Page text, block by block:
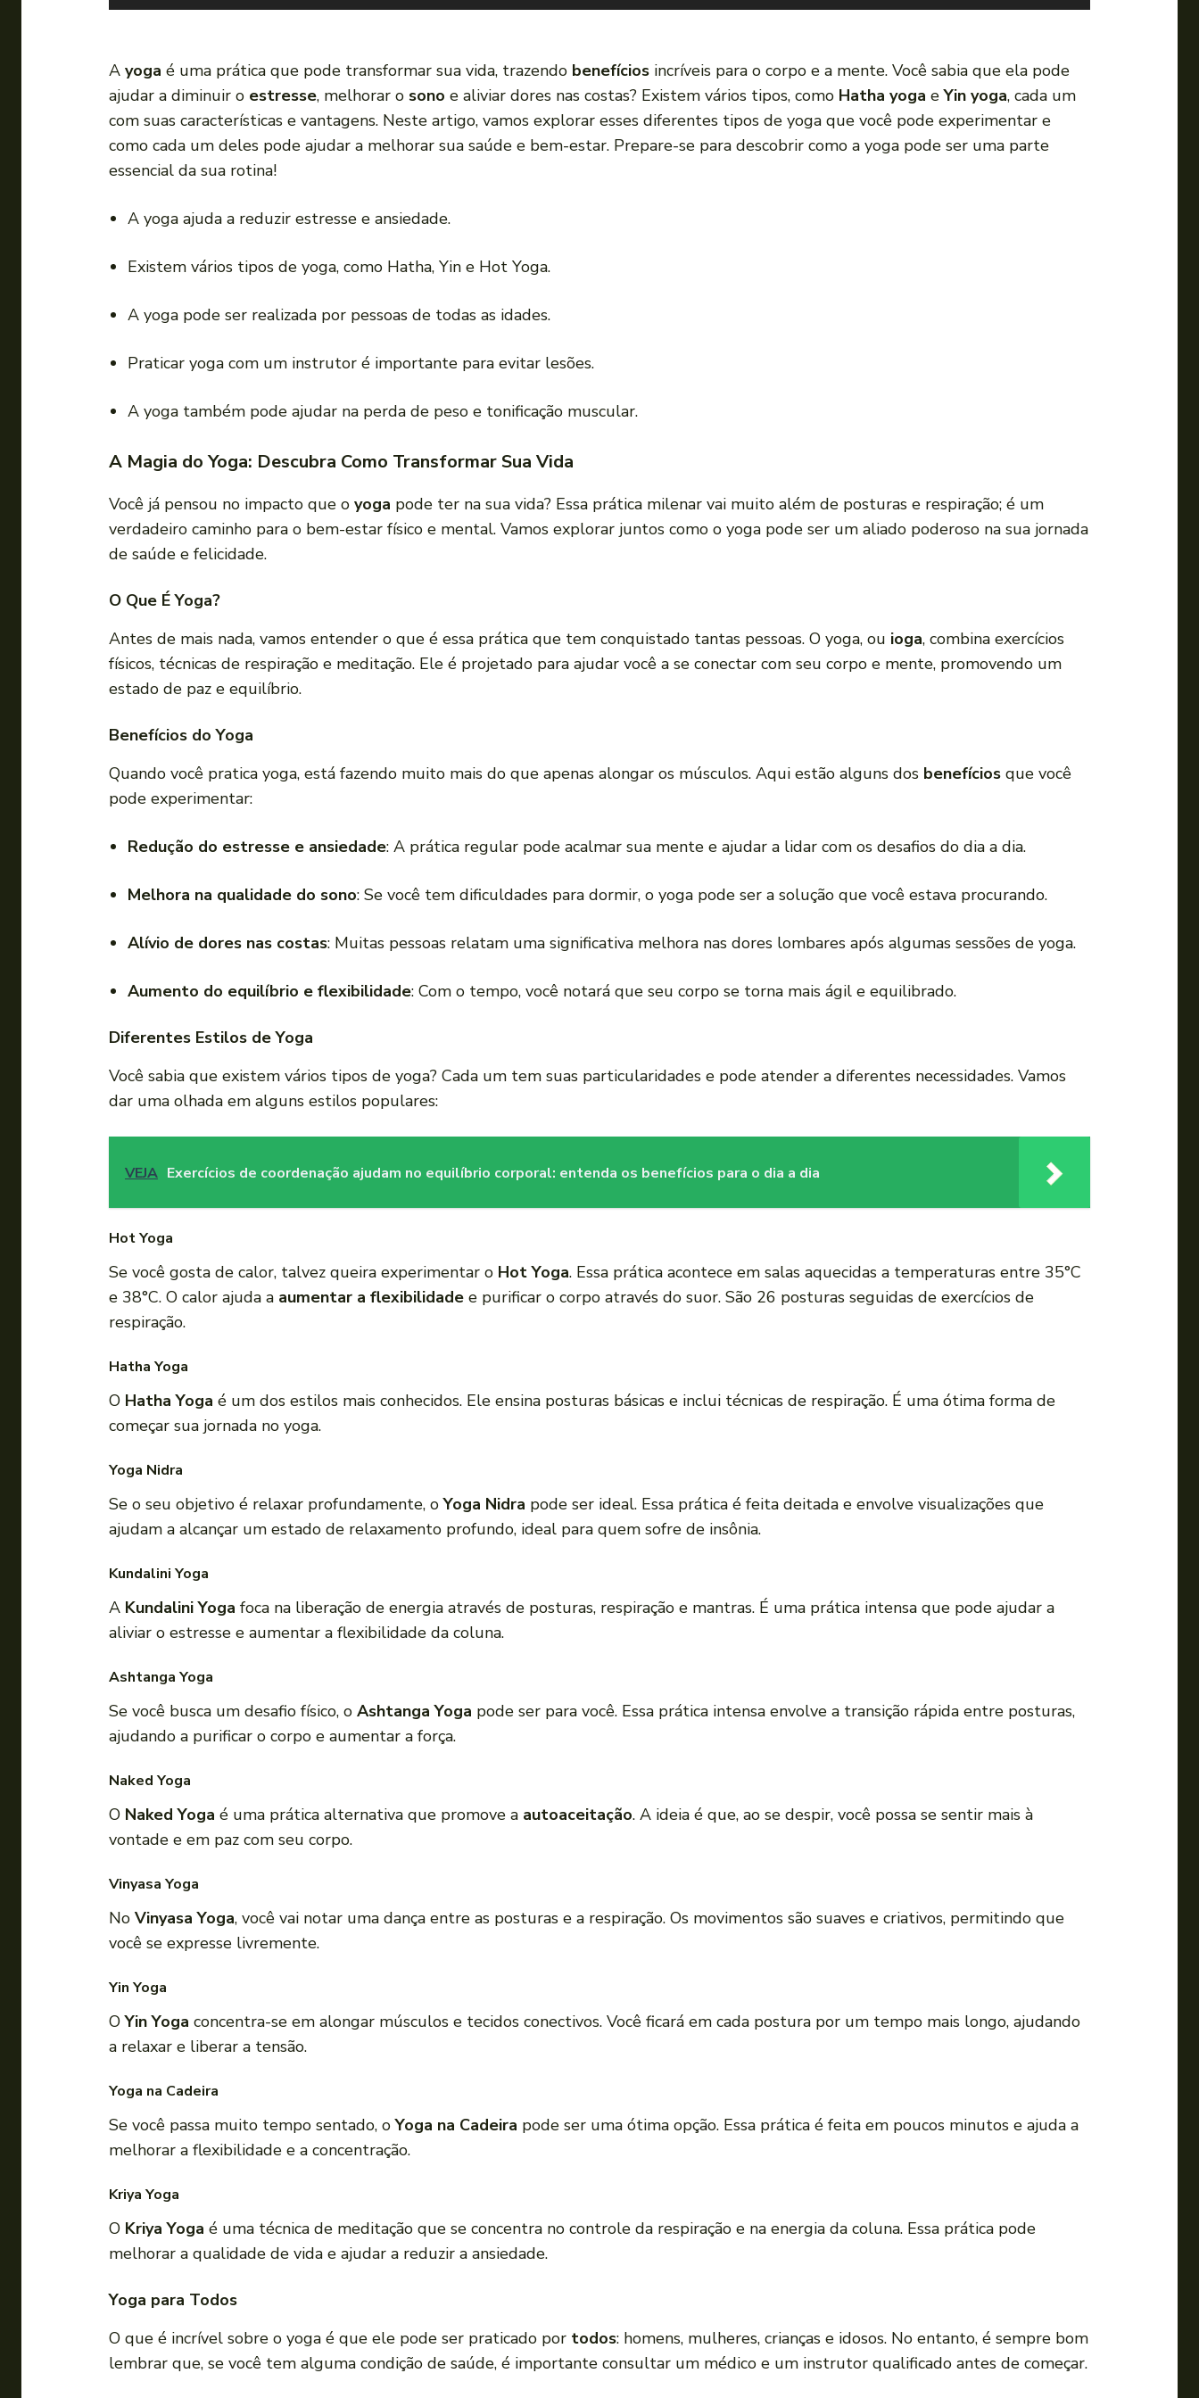
o
a
o
á
d
o
s
s
e
a
r
i
x
e
i
i
i
e
A yoga é uma prática que pode transformar sua vida, trazendo benefícios incríveis para o corpo e a mente. Você sabia que ela pode
ajudar a diminuir o estresse, melhorar o sono e aliviar dores nas costas? Existem vários tipos, como Hatha yoga eYin yoga, cada um
com suas características e vantagens. Neste artigo, vamos explorar esses diferentes tipos de yoga que você pode experimentar e
como cada um deles pode ajudar a melhorar sua saúde e bem-estar. Prepare-se para descobrir como a yoga pode ser uma parte
essencial da sua rotina!
A yoga ajuda a reduzir estresse e ansiedade.
Existem vários tipos de yoga, como Hatha, Yin e Hot Yoga.
A yoga pode ser realizada por pessoas de todas as idades.
Praticar yoga com um instrutor é importante para evitar lesões.
A yoga também pode ajudar na perda de peso e tonificação muscular.
A Magia do Yoga: Descubra Como Transformar Sua Vida
Você já pensou no impacto que o yoga pode ter na sua vida? Essa prática milenar vai muito além de posturas e respiração; é um
verdadeiro caminho para o bem-estar físico e mental. Vamos explorar juntos como o yoga pode ser um aliado poderoso na sua jornada
de saúde e felicidade.
O Que É Yoga?
Antes de mais nada, vamos entender o que é essa prática que tem conquistado tantas pessoas. O yoga, ou ioga, combina exercícios
físicos, técnicas de respiração e meditação. Ele é projetado para ajudar você a se conectar com seu corpo e mente, promovendo um
estado de paz e equilíbrio.
Benefícios do Yoga
Quando você pratica yoga, está fazendo muito mais do que apenas alongar os músculos. Aqui estão alguns dos benefícios que você
pode experimentar:
Redução do estresse e ansiedade: A prática regular pode acalmar sua mente e ajudar a lidar com os desafios do dia a dia.
Melhora na qualidade do sono: Se você tem dificuldades para dormir, o yoga pode ser a solução que você estava procurando.
Alívio de dores nas costas: Muitas pessoas relatam uma significativa melhora nas dores lombares após algumas sessões de yoga.
Aumento do equilíbrio e flexibilidade: Com o tempo, você notará que seu corpo se torna mais ágil e equilibrado.
Diferentes Estilos de Yoga
Você sabia que existem vários tipos de yoga? Cada um tem suas particularidades e pode atender a diferentes necessidades. Vamos
dar uma olhada em alguns estilos populares:
VEJA Exercícios de coordenação ajudam no equilíbrio corporal: entenda os benefícios para o dia a dia
Hot Yoga
Se você gosta de calor, talvez queira experimentar o Hot Yoga. Essa prática acontece em salas aquecidas a temperaturas entre 35°C
e 38°C. O calor ajuda a aumentar a flexibilidade e purificar o corpo através do suor. São 26 posturas seguidas de exercícios de
respiração.
Hatha Yoga
O Hatha Yoga é um dos estilos mais conhecidos. Ele ensina posturas básicas e inclui técnicas de respiração. É uma ótima forma de
começar sua jornada no yoga.
Yoga Nidra
Se o seu objetivo é relaxar profundamente, oYoga Nidra pode ser ideal. Essa prática é feita deitada e envolve visualizações que
ajudam a alcançar um estado de relaxamento profundo, ideal para quem sofre de insônia.
Kundalini Yoga
A Kundalini Yoga foca na liberação de energia através de posturas, respiração e mantras. É uma prática intensa que pode ajudar a
aliviar o estresse e aumentar a flexibilidade da coluna.
Ashtanga Yoga
Se você busca um desafio físico, o Ashtanga Yoga pode ser para você. Essa prática intensa envolve a transição rápida entre posturas,
ajudando a purificar o corpo e aumentar a força.
Naked Yoga
O Naked Yoga é uma prática alternativa que promove a autoaceitação. A ideia é que, ao se despir, você possa se sentir mais à
vontade e em paz com seu corpo.
Vinyasa Yoga
No Vinyasa Yoga, você vai notar uma dança entre as posturas e a respiração. Os movimentos são suaves e criativos, permitindo que
você se expresse livremente.
Yin Yoga
OYin Yoga concentra-se em alongar músculos e tecidos conectivos. Você ficará em cada postura por um tempo mais longo, ajudando
a relaxar e liberar a tensão.
Yoga na Cadeira
Se você passa muito tempo sentado, oYoga na Cadeira pode ser uma ótima opção. Essa prática é feita em poucos minutos e ajuda a
melhorar a flexibilidade e a concentração.
Kriya Yoga
O Kriya Yoga é uma técnica de meditação que se concentra no controle da respiração e na energia da coluna. Essa prática pode
melhorar a qualidade de vida e ajudar a reduzir a ansiedade.
Yoga para Todos
O que é incrível sobre o yoga é que ele pode ser praticado por todos: homens, mulheres, crianças e idosos. No entanto, é sempre bom
lembrar que, se você tem alguma condição de saúde, é importante consultar um médico e um instrutor qualificado antes de começar.